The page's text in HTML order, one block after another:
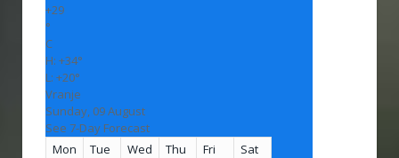
+29
°
C
H: +34°
L: +20°
Vranje
Sunday, 09 August
See 7-Day Forecast
Mon
Tue Wed Thu Fri Sat